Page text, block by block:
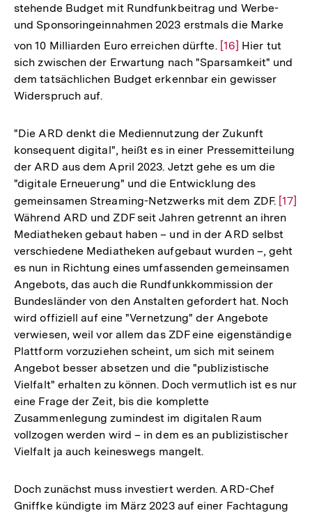
stehende Budget mit Rundfunkbeitrag und Werbe-
und Sponsoringeinnahmen 2023 erstmals die Marke
von 10 Milliarden Euro erreichen dürfte. Zur
Auflösung
der
[16] Hier tut
sich zwischen der Erwartung nach "Sparsamkeit" und
dem tatsächlichen Budget erkennbar ein gewisser
Widerspruch auf.
"Die ARD denkt die Mediennutzung der Zukunft
konsequent digital", heißt es in einer Pressemitteilung
der ARD aus dem April 2023. Jetzt gehe es um die
"digitale Erneuerung" und die Entwicklung des
gemeinsamen Streaming-Netzwerks mit dem ZDF. Zur
der
[17]
Während ARD und ZDF seit Jahren getrennt an ihren
Mediatheken gebaut haben – und in der ARD selbst
verschiedene Mediatheken aufgebaut wurden –, geht
es nun in Richtung eines umfassenden gemeinsamen
Angebots, das auch die Rundfunkkommission der
Bundesländer von den Anstalten gefordert hat. Noch
wird offiziell auf eine "Vernetzung" der Angebote
verwiesen, weil vor allem das ZDF eine eigenständige
Plattform vorzuziehen scheint, um sich mit seinem
Angebot besser absetzen und die "publizistische
Vielfalt" erhalten zu können. Doch vermutlich ist es nur
eine Frage der Zeit, bis die komplette
Zusammenlegung zumindest im digitalen Raum
vollzogen werden wird – in dem es an publizistischer
Vielfalt ja auch keineswegs mangelt.
Doch zunächst muss investiert werden. ARD-Chef
Gniffke kündigte im März 2023 auf einer Fachtagung